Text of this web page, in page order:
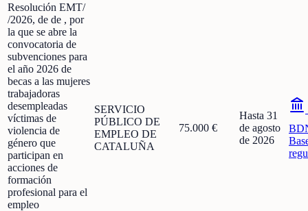
Resolución EMT/
/2026, de de , por
la que se abre la
convocatoria de
subvenciones para
el año 2026 de
becas a las mujeres
trabajadoras
desempleadas
víctimas de
violencia de
género que
participan en
acciones de
formación
profesional para el
empleo
SERVICIO
PÚBLICO DE
EMPLEO DE
CATALUÑA
75.000 €
Hasta 31
de agosto
de 2026